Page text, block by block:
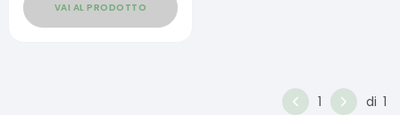
VAI AL PRODOTTO
1 di 1